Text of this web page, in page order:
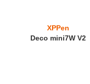
XPPen
Deco mini7W V2